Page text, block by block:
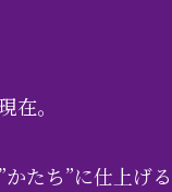
。
たち”に仕上げ